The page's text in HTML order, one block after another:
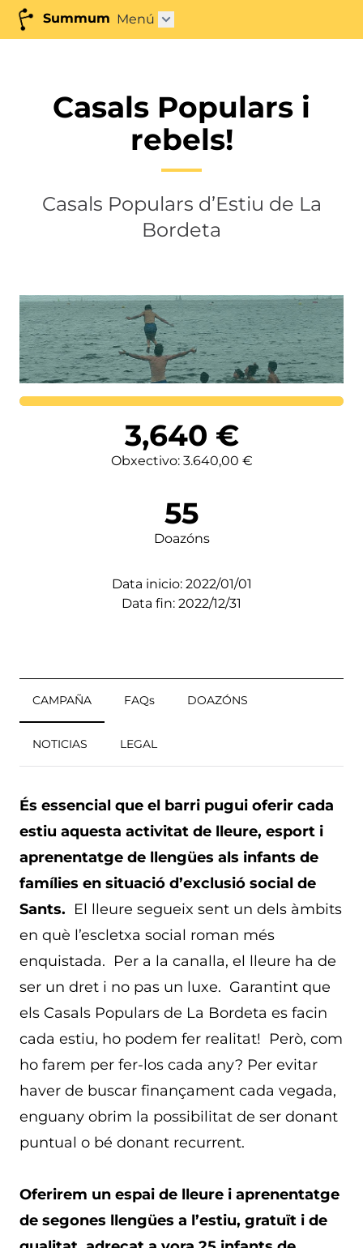
Summum Menú Abrir submenú"
Casals Populars i
rebels!
Casals Populars d’Estiu de La
Bordeta
Lortutakoa
3,640 €
Obxectivo: 3.640,00 €
55
Doazóns
Data inicio: 2022/01/01
Data fin: 2022/12/31
CAMPAÑA FAQs DOAZÓNS
NOTICIAS LEGAL
És essencial que el barri pugui oferir cada
estiu aquesta activitat de lleure, esport i
aprenentatge de llengües als infants de
famílies en situació d’exclusió social de
Sants. El lleure segueix sent un dels àmbits
en què l’escletxa social roman més
enquistada. Per a la canalla, el lleure ha de
ser un dret i no pas un luxe. Garantint que
els Casals Populars de La Bordeta es facin
cada estiu, ho podem fer realitat! Però, com
ho farem per fer-los cada any? Per evitar
haver de buscar finançament cada vegada,
enguany obrim la possibilitat de ser donant
puntual o bé donant recurrent.
Oferirem un espai de lleure i aprenentatge
de segones llengües a l’estiu, gratuït i de